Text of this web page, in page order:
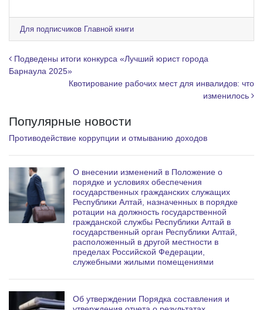
e
g
r
a
Для подписчиков Главной книги
Навигация по записям
Подведены итоги конкурса «Лучший юрист города
Барнаула 2025»
Квотирование рабочих мест для инвалидов: что
изменилось
Популярные новости
Противодействие коррупции и отмыванию доходов
О внесении изменений в Положение о
порядке и условиях обеспечения
государственных гражданских служащих
Республики Алтай, назначенных в порядке
ротации на должность государственной
гражданской службы Республики Алтай в
государственный орган Республики Алтай,
расположенный в другой местности в
пределах Российской Федерации,
служебными жилыми помещениями
Об утверждении Порядка составления и